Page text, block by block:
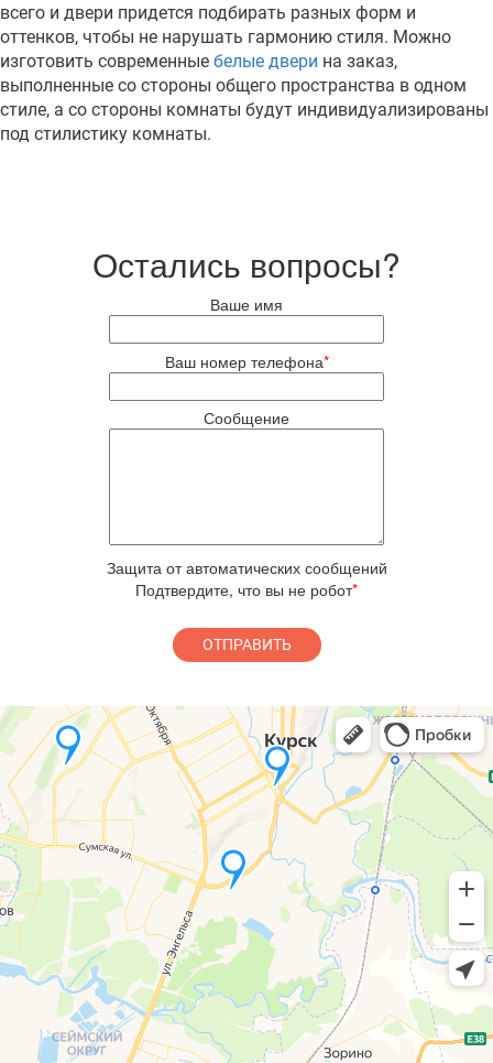
всего и двери придется подбирать разных форм и
оттенков, чтобы не нарушать гармонию стиля. Можно
изготовить современные белые двери на заказ,
выполненные со стороны общего пространства в одном
стиле, а со стороны комнаты будут индивидуализированы
под стилистику комнаты.
Остались вопросы?
Ваше имя
Ваш номер телефона*
Сообщение
Защита от автоматических сообщений
Подтвердите, что вы не робот*